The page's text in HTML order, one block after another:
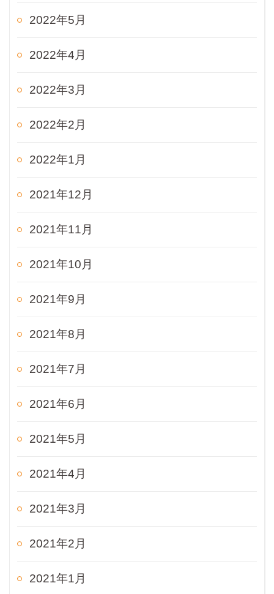
2022年5月
2022年4月
2022年3月
2022年2月
2022年1月
2021年12月
2021年11月
2021年10月
2021年9月
2021年8月
2021年7月
2021年6月
2021年5月
2021年4月
2021年3月
2021年2月
2021年1月